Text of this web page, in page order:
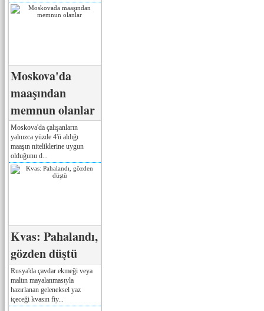
Moskova'da
maaşından
memnun olanlar
Moskova'da çalışanların
yalnızca yüzde 4'ü aldığı
maaşın niteliklerine uygun
olduğunu d...
Kvas: Pahalandı,
gözden düştü
Rusya'da çavdar ekmeği veya
maltın mayalanmasıyla
hazırlanan geleneksel yaz
içeceği kvasın fiy...